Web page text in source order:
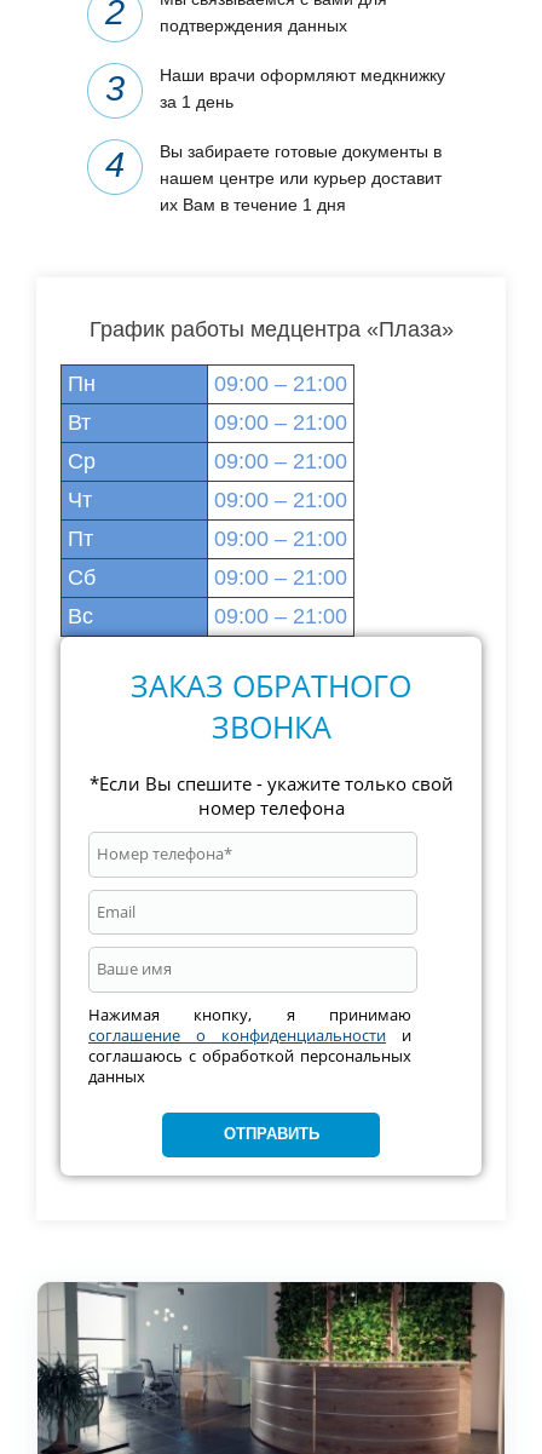
подтверждения данных
Наши врачи оформляют медкнижку
за 1 день
Вы забираете готовые документы в
нашем центре или курьер доставит
их Вам в течение 1 дня
График работы медцентра «Плаза»
Пн
09:00 – 21:00
Вт
09:00 – 21:00
Ср
09:00 – 21:00
Чт
09:00 – 21:00
Пт
09:00 – 21:00
Сб
09:00 – 21:00
Вс
09:00 – 21:00
ЗАКАЗ ОБРАТНОГО
ЗВОНКА
*Если Вы спешите - укажите только свой
номер телефона
Нажимая кнопку, я принимаю
соглашение о конфиденциальности и
соглашаюсь с обработкой персональных
данных